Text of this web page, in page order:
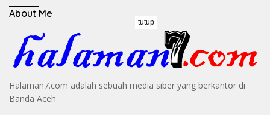
About Me
Halaman7.com adalah sebuah media siber yang berkantor di
Banda Aceh
tutup